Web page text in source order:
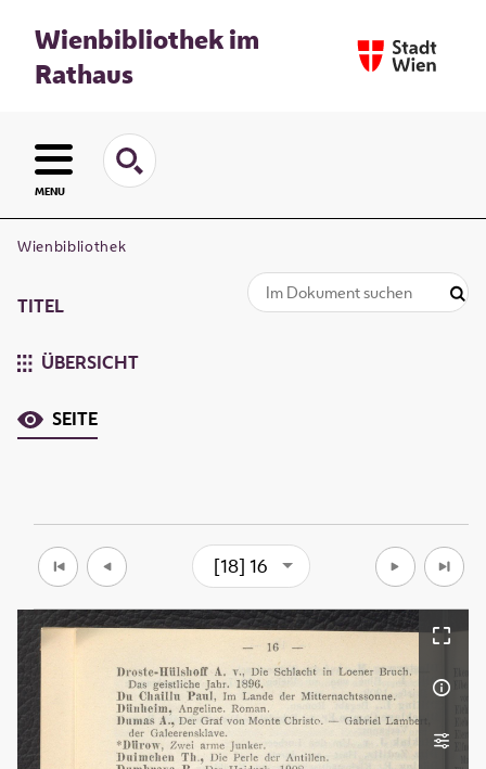
Wienbibliothek im
Rathaus
MENU
Wienbibliothek
TITEL
ÜBERSICHT
SEITE
[18] 16